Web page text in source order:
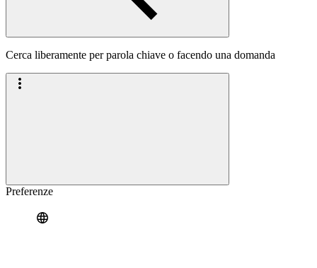
Cerca liberamente per parola chiave o facendo una domanda
Preferenze